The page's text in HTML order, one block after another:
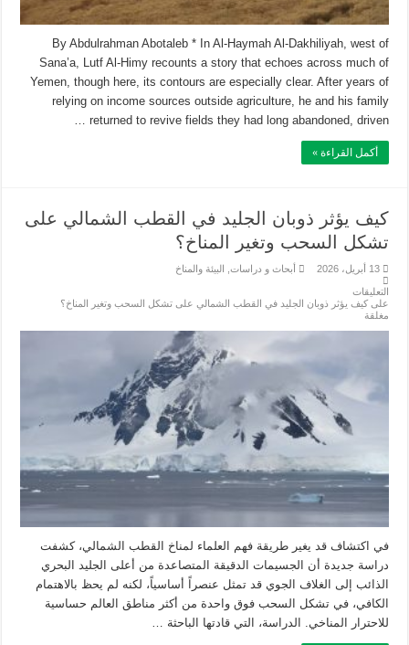
By Abdulrahman Abotaleb * In Al-Haymah Al-Dakhiliyah, west of
Sana’a, Lutf Al-Himy recounts a story that echoes across much of
Yemen, though here, its contours are especially clear. After years of
relying on income sources outside agriculture, he and his family
returned to revive fields they had long abandoned, driven …
أكمل القراءة »
كيف يؤثر ذوبان الجليد في القطب الشمالي على
تشكل السحب وتغير المناخ؟
13 أبريل، 2026 أبحاث و دراسات البيئة والمناخ
التعليقات
على كيف يؤثر ذوبان الجليد في القطب الشمالي على تشكل السحب وتغير المناخ؟
مغلقة
في اكتشاف قد يغير طريقة فهم العلماء لمناخ القطب الشمالي، كشفت
دراسة جديدة أن الجسيمات الدقيقة المتصاعدة من أعلى الجليد البحري
الذائب إلى الغلاف الجوي قد تمثل عنصراً أساسياً، لكنه لم يحظ بالاهتمام
الكافي، في تشكل السحب فوق واحدة من أكثر مناطق العالم حساسية
للاحترار المناخي. الدراسة، التي قادتها الباحثة …